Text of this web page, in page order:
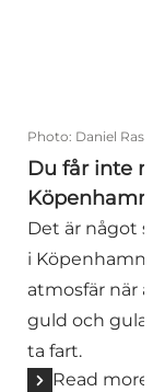
Photo: Daniel
Du får inte
Köpenhamn
Det är något
i
atmosfär när
guld och gula
ta fart.
Read more